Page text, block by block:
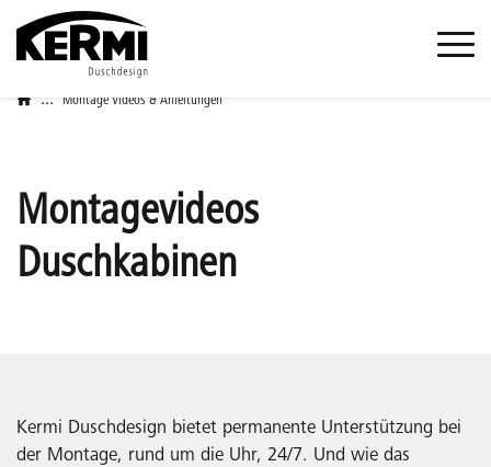
... Montage Videos & Anleitungen
Montagevideos
Duschkabinen
Kermi Duschdesign bietet permanente Unterstützung bei
der Montage, rund um die Uhr, 24/7. Und wie das